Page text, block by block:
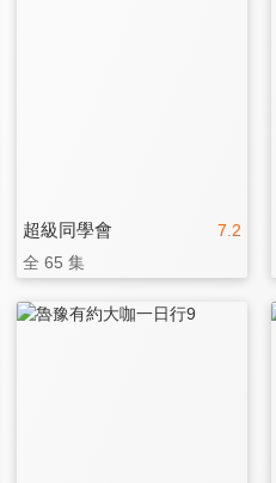
7.2
超級同學會
全 65 集